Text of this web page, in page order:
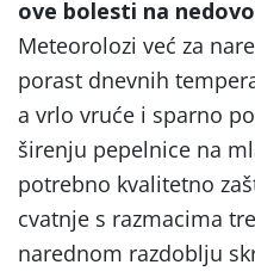
ove bolesti na
Meteorolozi već za
porast dnevnih
a vrlo vruće i sparno
širenju pepelnice na
potrebno kvalitetno
cvatnje s razmacima
narednom razdoblju